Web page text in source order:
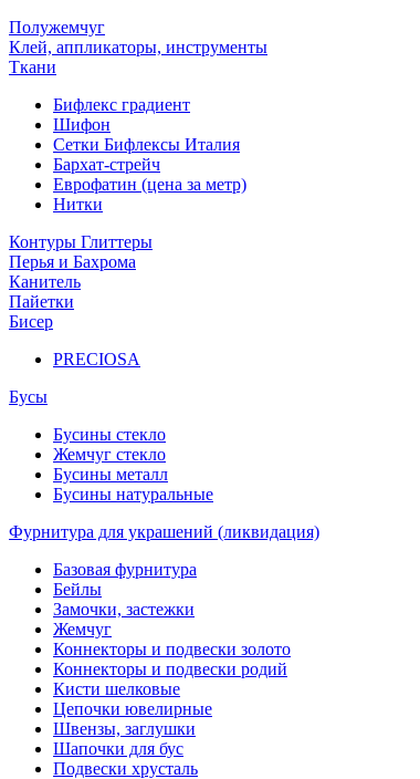
Полужемчуг
Клей, аппликаторы, инструменты
Ткани
Бифлекс градиент
Шифон
Сетки Бифлексы Италия
Бархат-стрейч
Еврофатин (цена за метр)
Нитки
Контуры Глиттеры
Перья и Бахрома
Канитель
Пайетки
Бисер
PRECIOSA
Бусы
Бусины стекло
Жемчуг стекло
Бусины металл
Бусины натуральные
Фурнитура для украшений (ликвидация)
Базовая фурнитура
Бейлы
Замочки, застежки
Жемчуг
Коннекторы и подвески золото
Коннекторы и подвески родий
Кисти шелковые
Цепочки ювелирные
Швензы, заглушки
Шапочки для бус
Подвески хрусталь